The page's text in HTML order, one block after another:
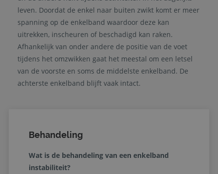
leven. Doordat de enkel naar buiten zwikt komt er meer
spanning op de enkelband waardoor deze kan
uitrekken, inscheuren of beschadigd kan raken.
Afhankelijk van onder andere de positie van de voet
tijdens het omzwikken gaat het meestal om een letsel
van de voorste en soms de middelste enkelband. De
achterste enkelband blijft vaak intact.
Behandeling
Wat is de behandeling van een enkelband
instabiliteit?